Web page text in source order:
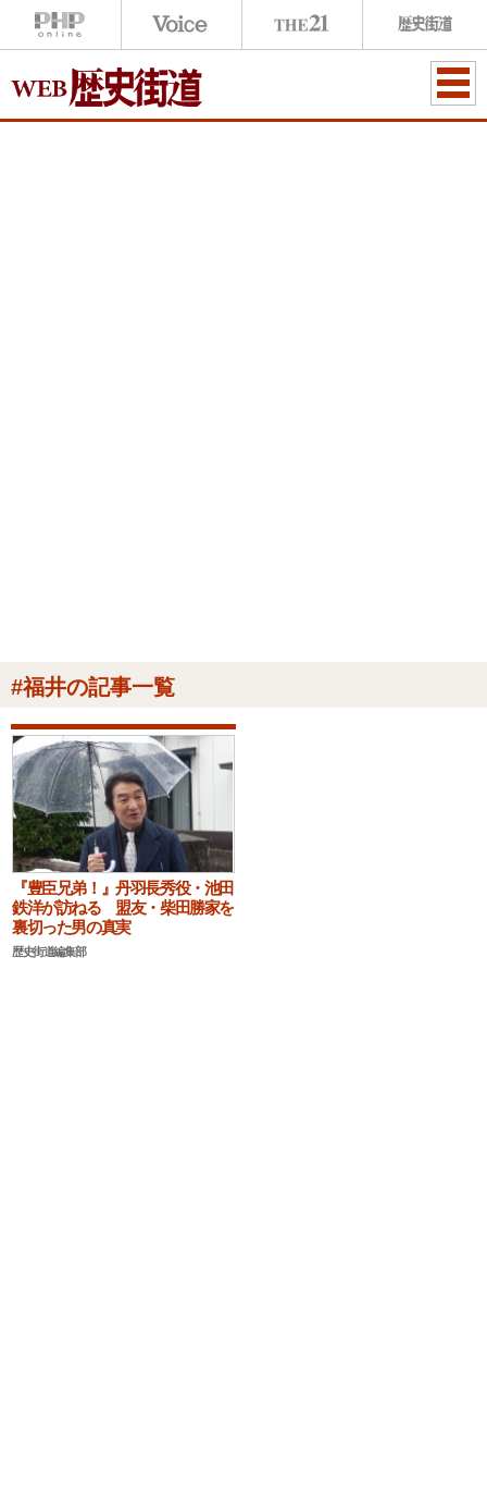
#福井の記事一覧
『豊臣兄弟！』丹羽長秀役・池田
鉄洋が訪ねる 盟友・柴田勝家を
裏切った男の真実
歴史街道編集部